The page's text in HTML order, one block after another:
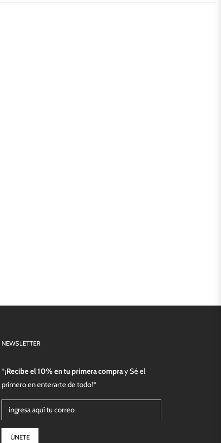
NEWSLETTER
*¡Recibe el 10% en tu primera compray Sé el
primero en enterarte de todo!*
ingresa aquí tu correo
ÚNETE